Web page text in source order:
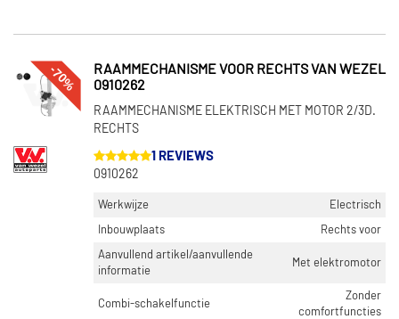
-70%
RAAMMECHANISME VOOR RECHTS VAN WEZEL
0910262
RAAMMECHANISME ELEKTRISCH MET MOTOR 2/3D.
RECHTS
1 REVIEWS
0910262
Werkwijze
Electrisch
Inbouwplaats
Rechts voor
Aanvullend artikel/aanvullende
informatie
Met elektromotor
Combi-schakelfunctie
Zonder
comfortfuncties